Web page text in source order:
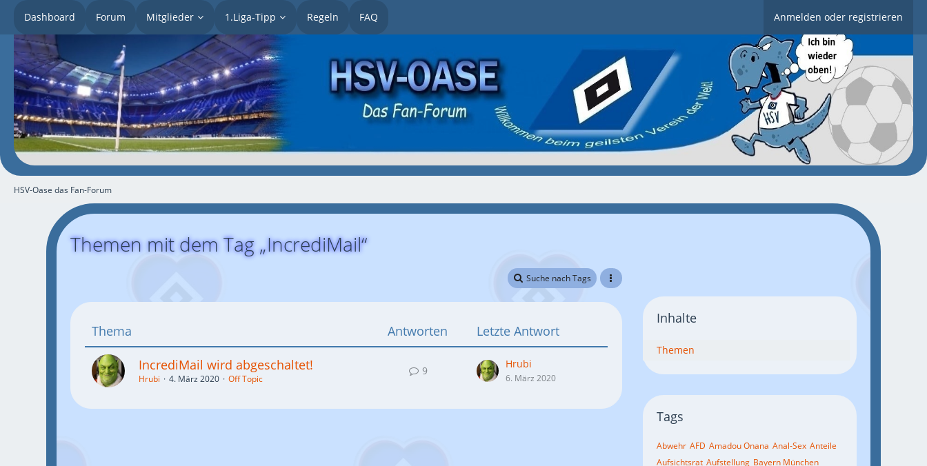
Dashboard Forum Mitglieder 1.Liga-Tipp Regeln FAQ Anmelden oder registrieren
HSV-Oase das Fan-Forum
Themen mit dem Tag „IncrediMail“
Suche nach Tags
Thema Antworten Letzte Antwort
IncrediMail wird abgeschaltet!
Hrubi 4. März 2020 Off Topic
9
Hrubi
6. März 2020
Inhalte
Themen
Tags
Abwehr AFD Amadou Onana Anal-Sex Anteile
Aufsichtsrat Aufstellung Bayern München